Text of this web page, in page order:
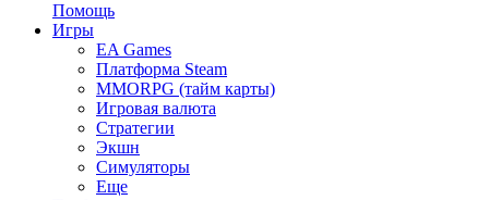
Помощь
Игры
EA Games
Платформа Steam
MMORPG (тайм карты)
Игровая валюта
Стратегии
Экшн
Симуляторы
Еще